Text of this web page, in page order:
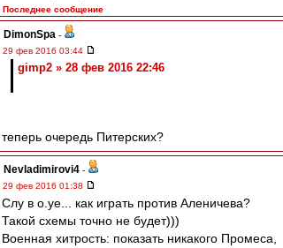
Последнее сообщение
DimonSpa -
29 фев 2016 03:44
gimp2 » 28 фев 2016 22:46
теперь очередь Питерских?
Nevladimirovi4 -
29 фев 2016 01:38
Слу в о.уе... как играть против Аленичева?
Такой схемы точно не будет)))
Военная хитрость: показать никакого Промеса,